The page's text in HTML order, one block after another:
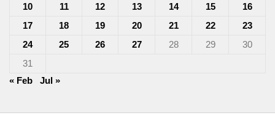
10
11 12 13 14 15
16
17
18 19 20 21 22
23
24
25 26 27 28 29
30
31
« Feb
Jul »